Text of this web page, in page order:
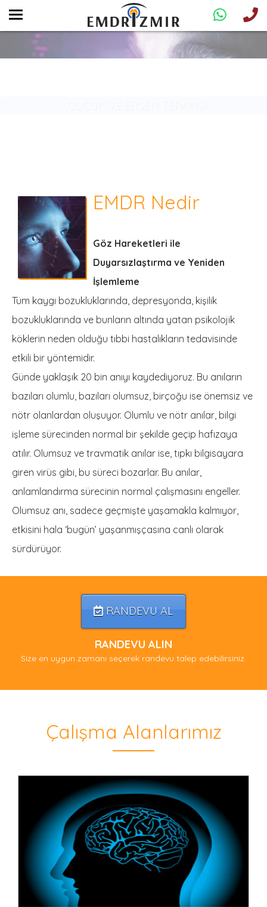
EMDR Nedir
Göz Hareketleri ile
Duyarsızlaştırma ve Yeniden
İşlemleme
Tüm kaygı bozukluklarında, depresyonda, kişilik
bozukluklarında ve bunların altında yatan psikolojik
köklerin neden olduğu tıbbi hastalıkların tedavisinde
etkili bir yöntemidir.
Günde yaklaşık 20 bin anıyı kaydediyoruz. Bu anıların
bazıları olumlu, bazıları olumsuz, birçoğu ise önemsiz ve
nötr olanlardan oluşuyor. Olumlu ve nötr anılar, bilgi
işleme sürecinden normal bir şekilde geçip hafızaya
atılır. Olumsuz ve travmatik anılar ise, tıpkı bilgisayara
giren virüs gibi, bu süreci bozarlar. Bu anılar,
anlamlandırma sürecinin normal çalışmasını engeller.
Olumsuz anı, sadece geçmişte yaşamakla kalmıyor,
etkisini hala ‘bugün’ yaşanmışçasına canlı olarak
sürdürüyor.
RANDEVU AL
RANDEVU ALIN
Size en uygun zamanı seçerek randevu talep edebilirsiniz.
Çalışma Alanlarımız